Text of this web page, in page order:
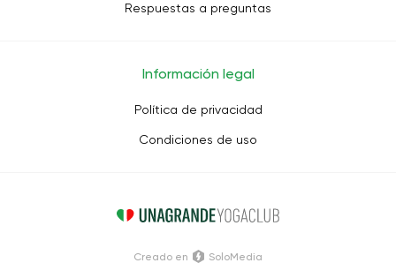
Respuestas a preguntas
Información legal
Política de privacidad
Condiciones de uso
Creado en SoloMedia